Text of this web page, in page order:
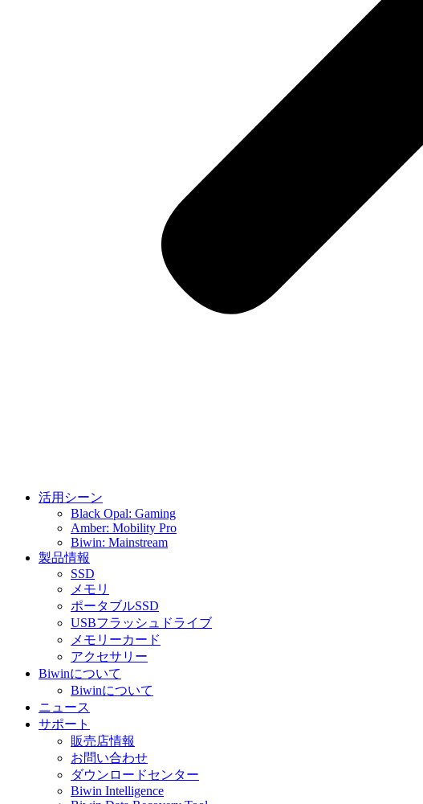
活用シーン
Black Opal: Gaming
Amber: Mobility Pro
Biwin: Mainstream
製品情報
SSD
メモリ
ポータブルSSD
USBフラッシュドライブ
メモリーカード
アクセサリー
Biwinについて
Biwinについて
ニュース
サポート
販売店情報
お問い合わせ
ダウンロードセンター
Biwin Intelligence